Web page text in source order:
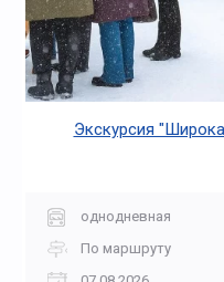
Экскурсия
однодневная
По маршруту